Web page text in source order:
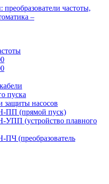
пуска
насосов
ПП (прямой пуск)
(устройство плавного
(преобразователь